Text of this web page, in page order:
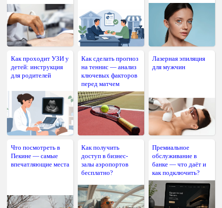
Как проходит УЗИ у
детей: инструкция
для родителей
Как сделать прогноз
на теннис — анализ
ключевых факторов
перед матчем
Лазерная эпиляция
для мужчин
Что посмотреть в
Пекине — самые
впечатляющие места
Как получить
доступ в бизнес-
залы аэропортов
бесплатно?
Премиальное
обслуживание в
банке — что даёт и
как подключить?